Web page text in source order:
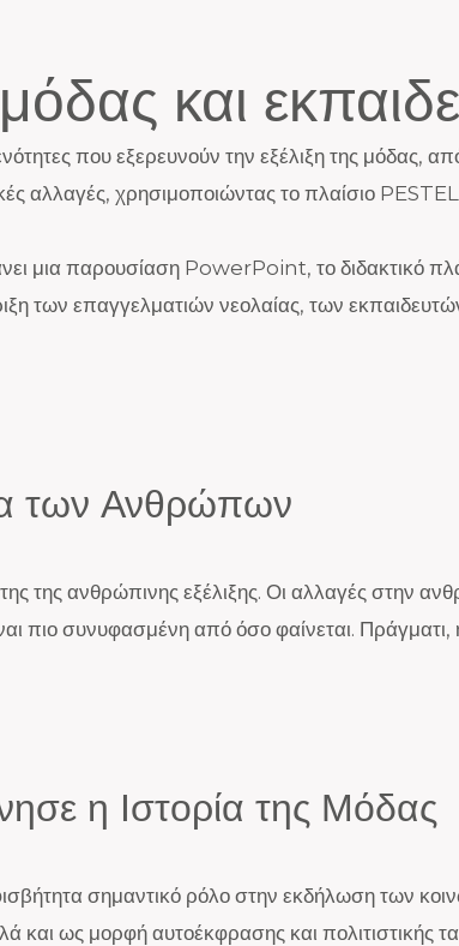
και
που εξερευνούν την εξέλιξη της
αλλαγές, χρησιμοποιώντας το πλαίσιο
μια παρουσίαση PowerPoint, το διδακτικό
των επαγγελματιών νεολαίας, των
των Ανθρώπων
της ανθρώπινης εξέλιξης. Οι αλλαγές στην
πιο συνυφασμένη από όσο φαίνεται.
η Ιστορία της Μόδας
σημαντικό ρόλο στην εκδήλωση των
ως μορφή αυτοέκφρασης και πολιτιστικής